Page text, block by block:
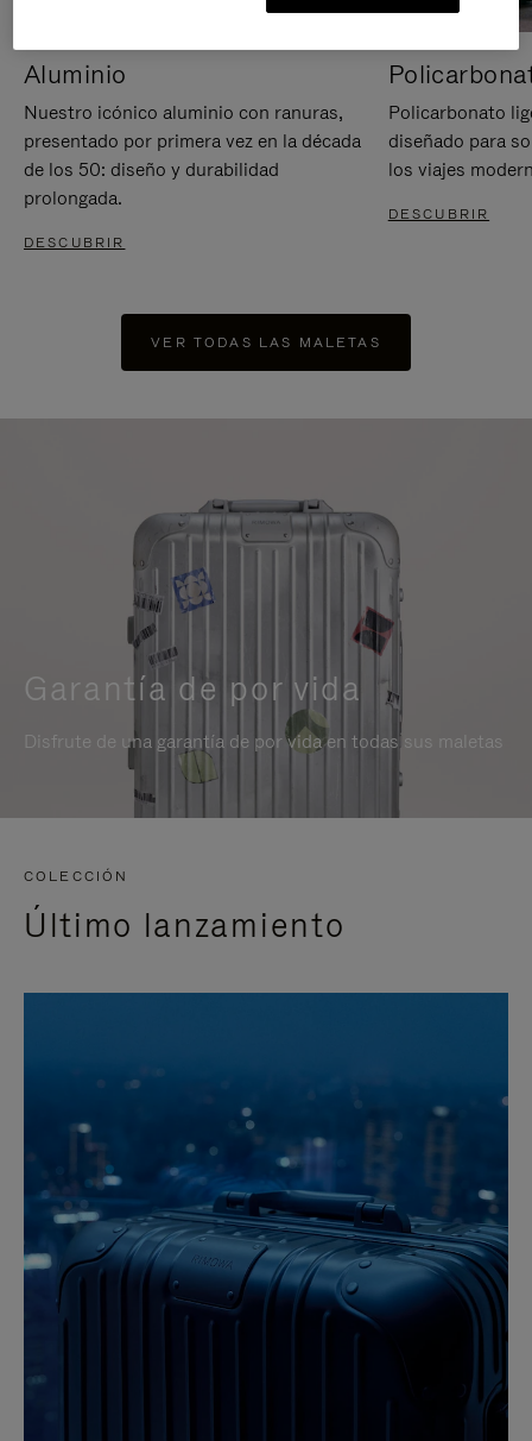
Aluminio
Nuestro icónico aluminio con ranuras,
presentado por primera vez en la década
de los 50: diseño y durabilidad
prolongada.
DESCUBRIR
Policarbonato
diseñado para
los viajes
DESCUBRIR
VER TODAS LAS MALETAS
Garantía de por vida
Disfrute de una garantía de por vida en todas sus maletas
COLECCIÓN
Último lanzamiento